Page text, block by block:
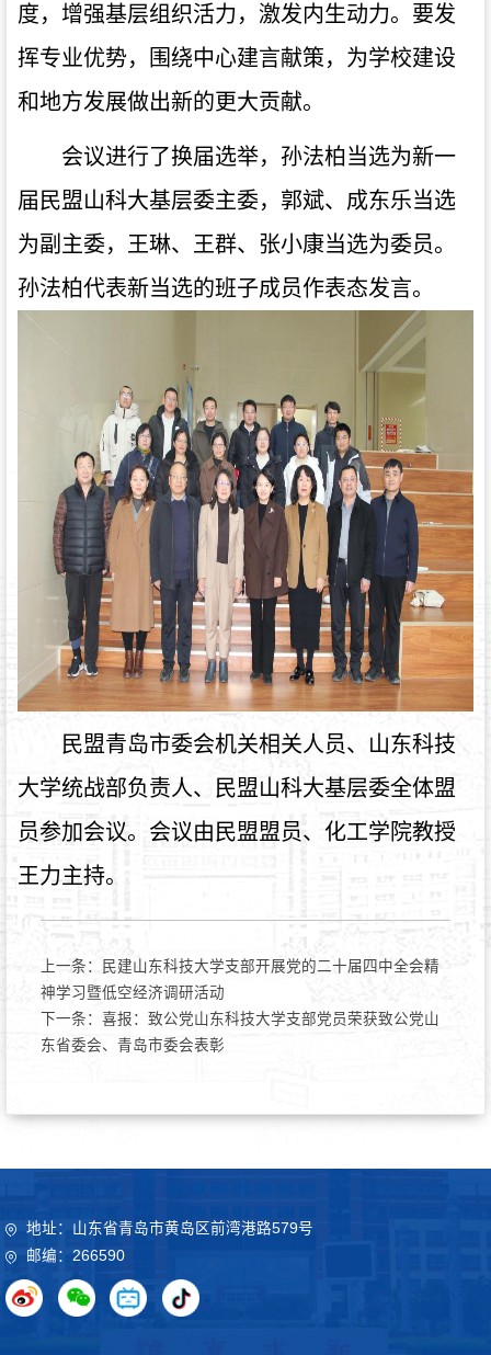
度，增强基层组织活力，激发内生动力。要发
挥专业优势，围绕中心建言献策，为学校建设
和地方发展做出新的更大贡献。
会议进行了换届选举，孙法柏当选为新一
届民盟山科大基层委主委，郭斌、成东乐当选
为副主委，王琳、王群、张小康当选为委员。
孙法柏代表新当选的班子成员作表态发言。
民盟青岛市委会机关相关人员、山东科技
大学统战部负责人、民盟山科大基层委全体盟
员参加会议。会议由民盟盟员、化工学院教授
王力主持。
上一条：
民建山东科技大学支部开展党的二十届四中全会精
神学习暨低空经济调研活动
下一条： 喜报：致公党山东科技大学支部党员荣获致公党山
东省委会、青岛市委会表彰
地址：山东省青岛市黄岛区前湾港路579号
邮编：266590